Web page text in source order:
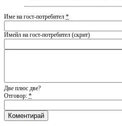
Име на гост-потребител *
Имейл на гост-потребител (скрит)
Две плюс две?
Отговор: *